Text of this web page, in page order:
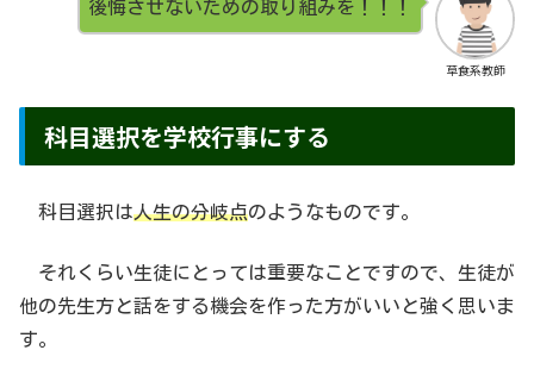
草食系教師
後悔させないための取り組みを！！！
科目選択を学校行事にする
科目選択は人生の分岐点のようなものです。
それくらい生徒にとっては重要なことですので、生徒が
他の先生方と話をする機会を作った方がいいと強く思いま
す。